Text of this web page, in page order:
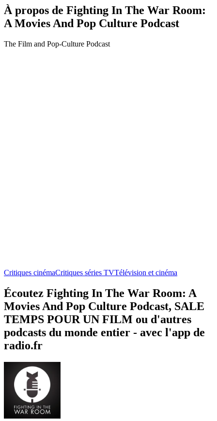
À propos de Fighting In The War Room:
A Movies And Pop Culture Podcast
The Film and Pop-Culture Podcast
Critiques cinémaCritiques séries TVTélévision et cinéma
Écoutez Fighting In The War Room: A
Movies And Pop Culture Podcast, SALE
TEMPS POUR UN FILM ou d'autres
podcasts du monde entier - avec l'app de
radio.fr